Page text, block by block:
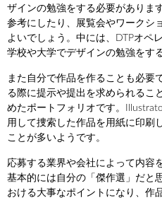
ザインの勉強をする必要がありま
参考にしたり、展覧会やワークシ
よいでしょう。中には、DTPオペ
学校や大学でデザインの勉強をす
また自分で作品を作ることも必要
る際に提示や提出を求められるこ
めたポートフォリオです。
用して捜索した作品を用紙に印刷
ことが多いようです。
応募する業界や会社によって内容
基本的には自分の「傑作選」だと
おける大事なポイントになり、作